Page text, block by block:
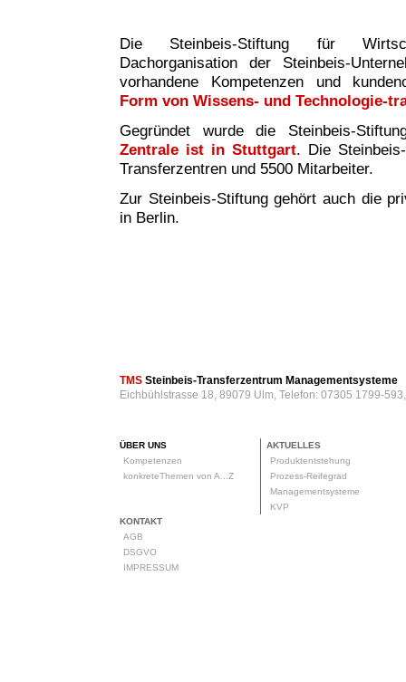
Die Steinbeis-Stiftung für
Dachorganisation der Steinbeis-
vorhandene Kompetenzen und
Form von Wissens- und Technologie-
Gegründet wurde die Steinbeis-
Zentrale ist in Stuttgart. Die
Transferzentren und 5500 Mitarbeiter.
Zur Steinbeis-Stiftung gehört auch die
in Berlin.
TMS Steinbeis-Transferzentrum Managementsysteme
Eichbühlstrasse 18, 89079 Ulm, Telefon: 07305 1799-
ÜBER UNS
Kompetenzen
konkreteThemen von A...Z
AKTUELLES
Produktentstehung
Prozess-Reifegrad
Managementsysteme
KVP
KONTAKT
AGB
DSGVO
IMPRESSUM